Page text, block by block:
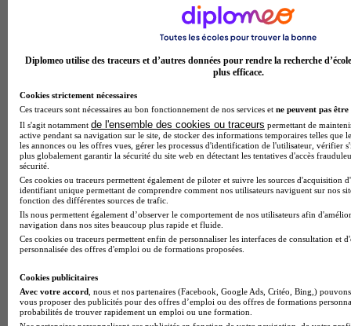
par l'iut de lens forme des professionnels polyvalents capables
de piloter le developpement commercial d'une entreprise tout
en assurant une gestion optimale de la relation client. au
commerciale, techniques de vente btob et btoc, marketing
digital, gestion de la relation client omnicanale, analyse de
donnees commerciales et pilotage de la performance. les
etudiants developpent des competences operationnelles en
elaboration de plans d'actions commerciales, animation
d'equipes, utilisation des outils crm et gestion de projets
collaboratifs. a l'issue de la formation, les diplomes peuvent
acceder a des postes de charge de developpement commercial,
business developer, responsable de la relation client, chef de
secteur ou encore account manager, dans des secteurs varies
alliant expertise commerciale et management relationnel.
Temps plein
En présentiel
parcours marketing digital, e-business et
entrepreneuriat
Diplomeo utilise des traceurs et d’autres données pour rendre la recherche
plus efficace.
Cookies strictement nécessaires
Ces traceurs sont nécessaires au bon fonctionnement de nos services et ne peuvent pas être
Il s'agit notamment de l'ensemble des cookies ou traceurs permettant de
active pendant sa navigation sur le site, de stocker des informations temporaires telles que
les annonces ou les offres vues, gérer les processus d'identification de l'utilisateur, vérifier
plus globalement garantir la sécurité du site web en détectant les tentatives d'accès
sécurité.
Ces cookies ou traceurs permettent également de piloter et suivre les sources d'acquisition
identifiant unique permettant de comprendre comment nos utilisateurs naviguent sur nos
fonction des différentes sources de trafic.
Ils nous permettent également d’observer le comportement de nos utilisateurs afin
navigation dans nos sites beaucoup plus rapide et fluide.
Ces cookies ou traceurs permettent enfin de personnaliser les interfaces de consultation et
personnalisée des offres d'emploi ou de formations proposées.
Cookies publicitaires
Avec votre accord , nous et nos partenaires (Facebook, Google Ads, Critéo, Bing,)
vous proposer des publicités pour des offres d’emploi ou des offres de formations
probabilités de trouver rapidement un emploi ou une formation.